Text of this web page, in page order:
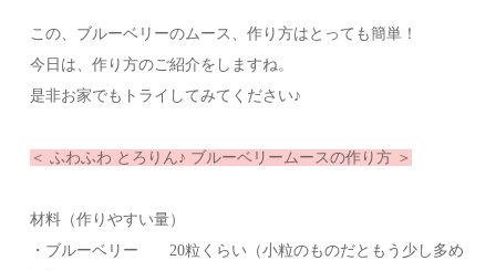
この、ブルーベリーのムース、作り方はとっても簡単！
今日は、作り方のご紹介をしますね。
是非お家でもトライしてみてください♪
＜ ふわふわ とろりん♪ ブルーベリームースの作り方 ＞
材料（作りやすい量）
・ブルーベリー 20粒くらい（小粒のものだともう少し多め